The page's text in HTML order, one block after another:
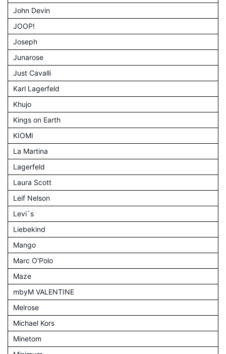
John Devin
JOOP!
Joseph
Junarose
Just Cavalli
Karl Lagerfeld
Khujo
Kings on Earth
KIOMI
La Martina
Lagerfeld
Laura Scott
Leif Nelson
Levi´s
Liebekind
Mango
Marc O'Polo
Maze
mbyM VALENTINE
Melrose
Michael Kors
Minetom